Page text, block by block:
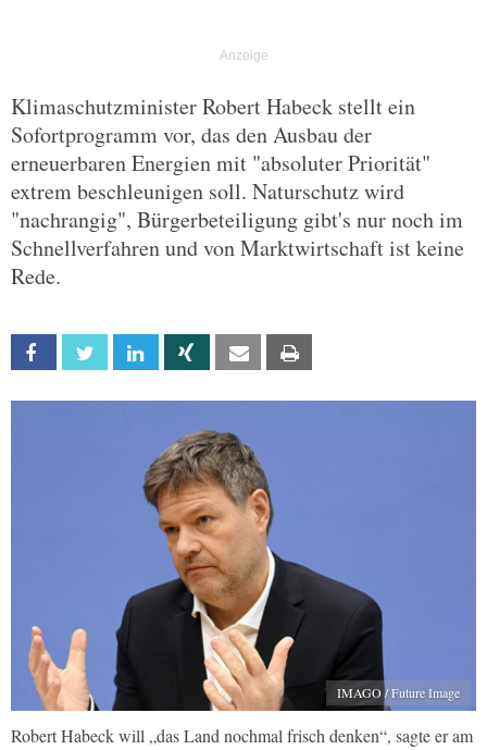
Klimaschutzminister Robert Habeck stellt ein
Sofortprogramm vor, das den Ausbau der
erneuerbaren Energien mit "absoluter Priorität"
extrem beschleunigen soll. Naturschutz wird
"nachrangig", Bürgerbeteiligung gibt's nur noch im
Schnellverfahren und von Marktwirtschaft ist keine
Rede.
Facebook Twitter Linkedin Xing Email
IMAGO / Future Image
Robert Habeck will „das Land nochmal frisch denken“, sagte er am